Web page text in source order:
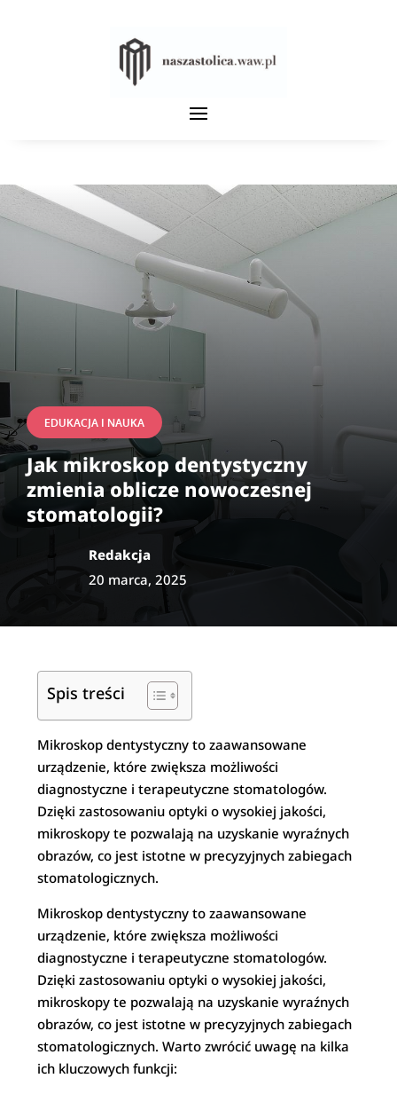
EDUKACJA I NAUKA
Jak mikroskop dentystyczny
zmienia oblicze nowoczesnej
stomatologii?
Redakcja
20 marca, 2025
Spis treści
Mikroskop dentystyczny to zaawansowane
urządzenie, które zwiększa możliwości
diagnostyczne i terapeutyczne stomatologów.
Dzięki zastosowaniu optyki o wysokiej jakości,
mikroskopy te pozwalają na uzyskanie wyraźnych
obrazów, co jest istotne w precyzyjnych zabiegach
stomatologicznych.
Mikroskop dentystyczny to zaawansowane
urządzenie, które zwiększa możliwości
diagnostyczne i terapeutyczne stomatologów.
Dzięki zastosowaniu optyki o wysokiej jakości,
mikroskopy te pozwalają na uzyskanie wyraźnych
obrazów, co jest istotne w precyzyjnych zabiegach
stomatologicznych. Warto zwrócić uwagę na kilka
ich kluczowych funkcji: